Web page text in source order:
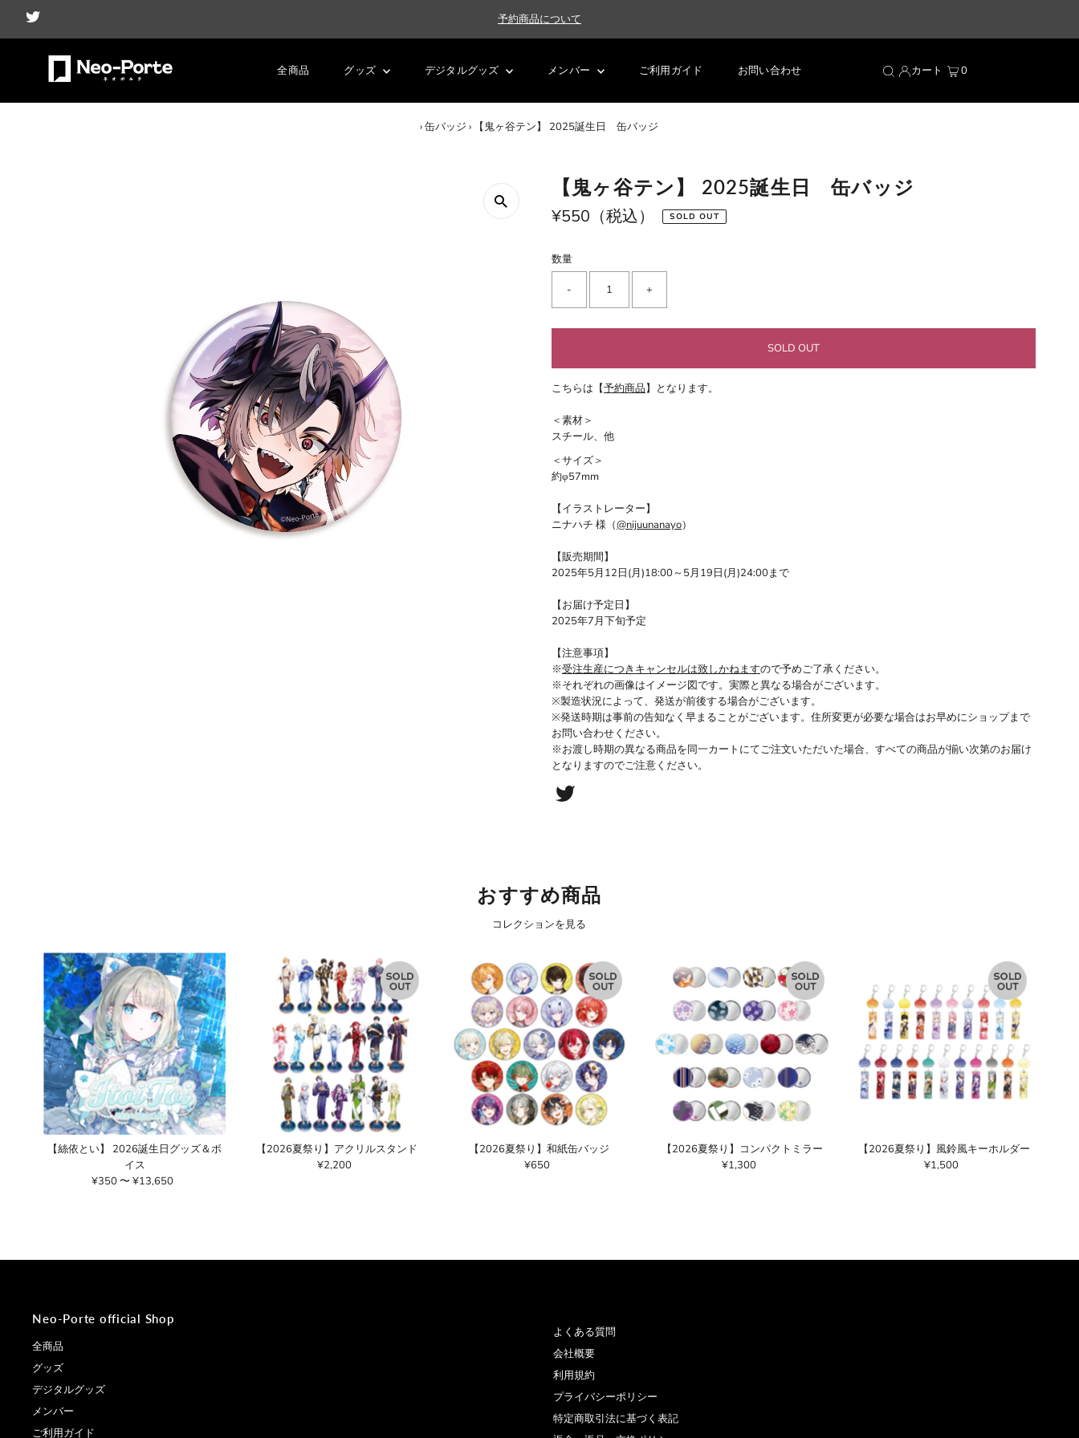
予約商品について
全商品 グッズ デジタルグッズ メンバー ご利用ガイド お問い合わせ カート 0
›缶バッジ › 【鬼ヶ谷テン】 2025誕生日 缶バッジ
【鬼ヶ谷テン】 2025誕生日 缶バッジ
通
価
格
¥550（税込） SOLD OUT
数量
- +
こちらは【予約商品】となります。
＜素材＞
スチール、他
＜サイズ＞
約φ57mm
【イラストレーター】
ニナハチ 様（@nijuunanayo）
【販売期間】
2025年5月12日(月)18:00～5月19日(月)24:00まで
【お届け予定日】
2025年7月下旬予定
【注意事項】
※受注生産につきキャンセルは致しかねますので予めご了承ください。
※それぞれの画像はイメージ図です。実際と異なる場合がございます。
※製造状況によって、発送が前後する場合がございます。
※発送時期は事前の告知なく早まることがございます。住所変更が必要な場合はお早めにショップまで
お問い合わせください。
※お渡し時期の異なる商品を同一カートにてご注文いただいた場合、すべての商品が揃い次第のお届け
となりますのでご注意ください。
おすすめ商品
コレクションを見る
【絲依とい】 2026誕生日グッズ＆ボ
イス
通
¥350 〜 ¥13,650
【2026夏祭り】アクリルスタンド
通
¥2,200
【2026夏祭り】和紙缶バッジ
通
¥650
【2026夏祭り】コンパクトミラー
通
¥1,300
【2026夏祭り】風鈴風キーホルダー
通
¥1,500
Neo-Porte official Shop
全商品
グッズ
デジタルグッズ
メンバー
ご利用ガイド
よくある質問
会社概要
利用規約
プライバシーポリシー
特定商取引法に基づく表記